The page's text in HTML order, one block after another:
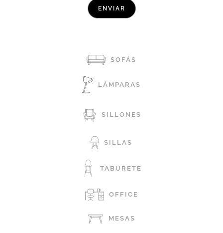
SOFÁS
LÁMPARAS
SILLONES
SILLAS
TABURETE
OFFICE
MESAS